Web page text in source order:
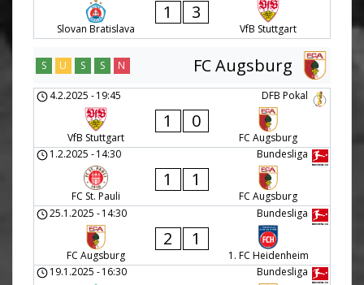
Slovan Bratislava
1 3
VfB Stuttgart
FC Augsburg
S U S S N
DFB Pokal
4.2.2025 -19:45
VfB Stuttgart
1 0
FC Augsburg
Bundesliga
1.2.2025 -14:30
FC St. Pauli
1 1
FC Augsburg
Bundesliga
25.1.2025 -14:30
FC Augsburg
2 1
1. FC Heidenheim
Bundesliga
19.1.2025 -16:30